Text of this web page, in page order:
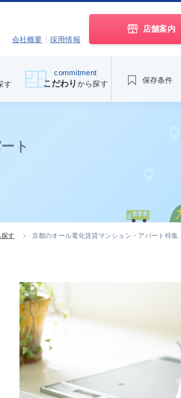
会社概要 採用情報
店舗案内
す
commitment
こだわり から探す 保存条件
ト
す 京都のオール電化賃貸マンション・アパート特集